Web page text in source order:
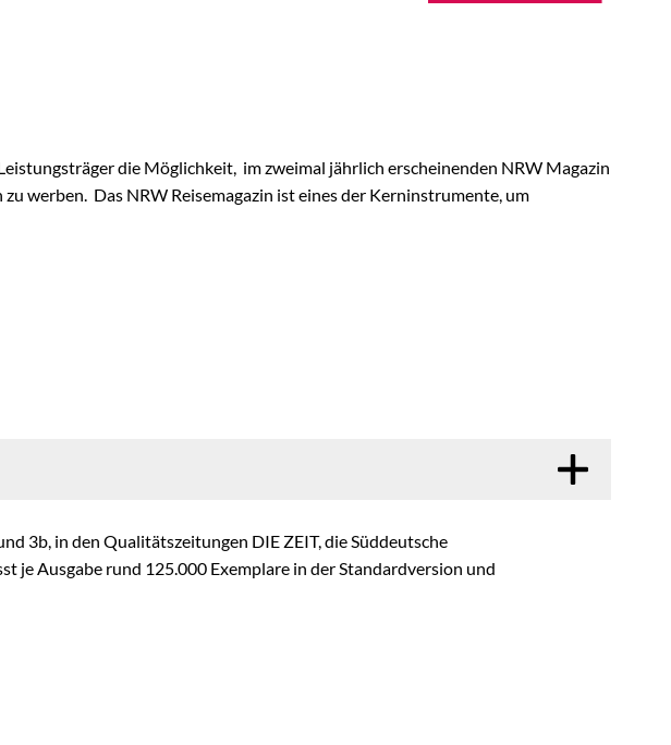
die Möglichkeit, im zweimal jährlich erscheinenden NRW Magazin
werben. Das NRW Reisemagazin ist eines der Kerninstrumente, um
3b, in den Qualitätszeitungen DIE ZEIT, die Süddeutsche
je Ausgabe rund 125.000 Exemplare in der Standardversion und